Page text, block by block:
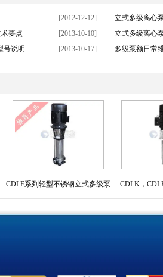
[2012-12-12]
立式多级离心
要点
[2013-10-10]
立式多级离心
号说明
[2013-10-17] 多级泵额日常
CDLF系列轻型不锈钢立式多级泵 CDLK，